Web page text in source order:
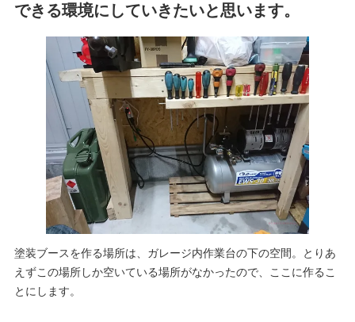
できる環境にしていきたいと思います。
塗装ブースを作る場所は、ガレージ内作業台の下の空間。とりあ
えずこの場所しか空いている場所がなかったので、ここに作るこ
とにします。